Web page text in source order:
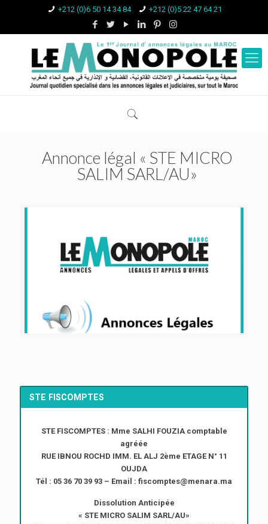
+212 (0)6 50 14 34 84 +212 (0)5 22 47 64 21
Annonce légal « STE MICRO
SALIM SARL/AU»
STE FISCOMPTES
STE FISCOMPTES : Mme SALHI FOUZIA comptable
agréée
RUE IBNOU ROCHD IMM. EL ALJ 2ème ETAGE N° 11
OUJDA
Tél : 05 36 70 39 93 – Email : fiscomptes@menara.ma
Dissolution Anticipée
« STE MICRO SALIM SARL/AU»